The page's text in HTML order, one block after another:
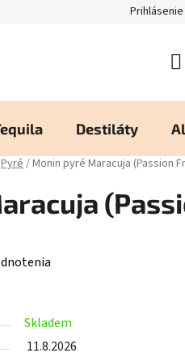
Heureka - Overené ZákazníkmiPrihlásenie
Destiláty
Pyré/Monin pyré Maracuja (Passion
Skladem
11.8.2026